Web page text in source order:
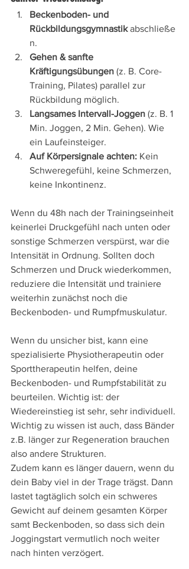
Beckenboden- und
Rückbildungsgymnastik abschließe
n.
Gehen & sanfte
Kräftigungsübungen (z. B. Core-
Training, Pilates) parallel zur
Rückbildung möglich.
Langsames Intervall-Joggen (z. B. 1
Min. Joggen, 2 Min. Gehen). Wie
ein Laufeinsteiger.
Auf Körpersignale achten: Kein
Schweregefühl, keine Schmerzen,
keine Inkontinenz.
Wenn du 48h nach der Trainingseinheit
keinerlei Druckgefühl nach unten oder
sonstige Schmerzen verspürst, war die
Intensität in Ordnung. Sollten doch
Schmerzen und Druck wiederkommen,
reduziere die Intensität und trainiere
weiterhin zunächst noch die
Beckenboden- und Rumpfmuskulatur.
Wenn du unsicher bist, kann eine
spezialisierte Physiotherapeutin oder
Sporttherapeutin helfen, deine
Beckenboden- und Rumpfstabilität zu
beurteilen. Wichtig ist: der
Wiedereinstieg ist sehr, sehr individuell.
Wichtig zu wissen ist auch, dass Bänder
z.B. länger zur Regeneration brauchen
also andere Strukturen.
Zudem kann es länger dauern, wenn du
dein Baby viel in der Trage trägst. Dann
lastet tagtäglich solch ein schweres
Gewicht auf deinem gesamten Körper
samt Beckenboden, so dass sich dein
Joggingstart vermutlich noch weiter
nach hinten verzögert.